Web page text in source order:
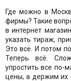
Где можно в
фирмы? Такие
в интернет
указать тираж,
Это всё. И потом
Теперь всё.
упростить все
цены, а держим их